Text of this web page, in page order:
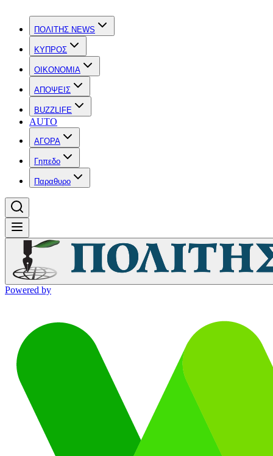
ΠΟΛΙΤΗΣ NEWS
ΚΥΠΡΟΣ
OIKONOMIA
ΑΠΟΨΕΙΣ
BUZZLIFE
AUTO
ΑΓΟΡΑ
Γηπεδο
Παραθυρο
Powered by